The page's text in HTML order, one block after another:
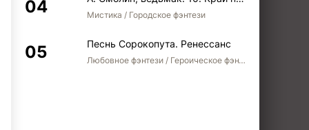
Мистика / Городское фэнтези
Песнь Сорокопута. Ренессанс
Любовное фэнтези / Героическое фэнтези